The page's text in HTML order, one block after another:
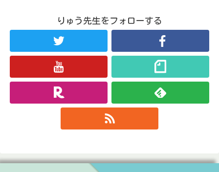
りゅう先生をフォローする